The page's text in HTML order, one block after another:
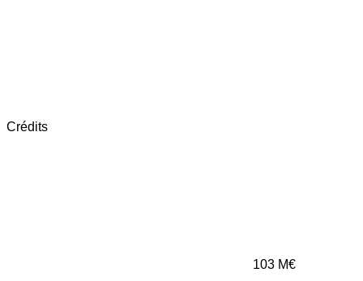
Crédits
103 M€